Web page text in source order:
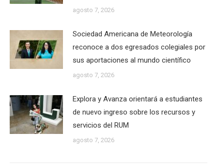
agosto 7, 2026
Sociedad Americana de Meteorología
reconoce a dos egresados colegiales por
sus aportaciones al mundo científico
agosto 7, 2026
Explora y Avanza orientará a estudiantes
de nuevo ingreso sobre los recursos y
servicios del RUM
agosto 7, 2026